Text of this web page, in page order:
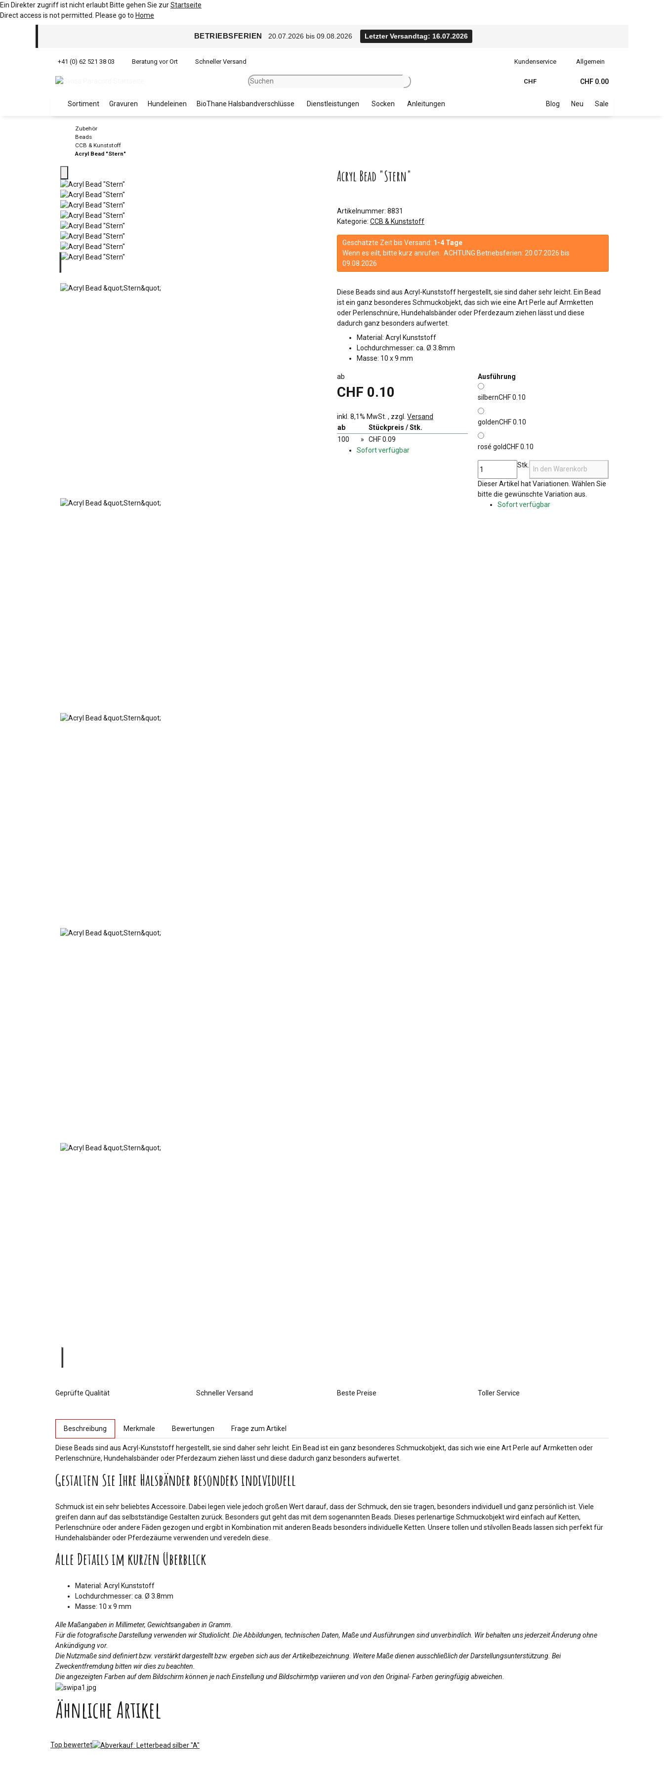
Ein Direkter zugriff ist nicht erlaubt Bitte gehen Sie zurStartseite
Direct access is not permitted. Please go to Home
BETRIEBSFERIEN 20.07.2026 bis 09.08.2026 Letzter Versandtag: 16.07.2026
+41 (0) 62 521 38 03 Beratung vor Ort Schneller Versand Kundenservice Allgemein
CHF CHF 0.00
Sortiment Gravuren Hundeleinen BioThane Halsbandverschlüsse Dienstleistungen Socken Anleitungen Blog Neu Sale
Zubehör
Beads
CCB & Kunststoff
Acryl Bead "Stern"
Acryl Bead "Stern"
Artikelnummer: 8831
Kategorie: CCB & Kunststoff
Geschätzte Zeit bis Versand: 1-4 Tage
Wenn es eilt, bitte kurz anrufen. ACHTUNG Betriebsferien: 20.07.2026 bis
09.08.2026
Diese Beads sind aus Acryl-Kunststoff hergestellt, sie sind daher sehr leicht. Ein Bead
ist ein ganz besonderes Schmuckobjekt, das sich wie eine Art Perle auf Armketten
oder Perlenschnüre, Hundehalsbänder oder Pferdezaum ziehen lässt und diese
dadurch ganz besonders aufwertet.
Material: Acryl Kunststoff
Lochdurchmesser: ca. Ø 3.8mm
Masse: 10 x 9 mm
ab
CHF 0.10
inkl. 8,1% MwSt. , zzgl. Versand
ab
Stückpreis / Stk.
100
»
CHF 0.09
Sofort verfügbar
Ausführung
silbernCHF 0.10
goldenCHF 0.10
rosé goldCHF 0.10
Stk.
In den Warenkorb
xDieser Artikel hat Variationen. Wählen Sie
bitte die gewünschte Variation aus.
Sofort verfügbar
Geprüfte Qualität Schneller Versand Beste Preise Toller Service
Beschreibung Merkmale Bewertungen Frage zum Artikel
Diese Beads sind aus Acryl-Kunststoff hergestellt, sie sind daher sehr leicht. Ein Bead ist ein ganz besonderes Schmuckobjekt, das sich wie eine Art Perle auf Armketten oder
Perlenschnüre, Hundehalsbänder oder Pferdezaum ziehen lässt und diese dadurch ganz besonders aufwertet.
Gestalten Sie Ihre Halsbänder besonders individuell
Schmuck ist ein sehr beliebtes Accessoire. Dabei legen viele jedoch großen Wert darauf, dass der Schmuck, den sie tragen, besonders individuell und ganz persönlich ist. Viele
greifen dann auf das selbstständige Gestalten zurück. Besonders gut geht das mit dem sogenannten Beads. Dieses perlenartige Schmuckobjekt wird einfach auf Ketten,
Perlenschnüre oder andere Fäden gezogen und ergibt in Kombination mit anderen Beads besonders individuelle Ketten. Unsere tollen und stilvollen Beads lassen sich perfekt für
Hundehalsbänder oder Pferdezäume verwenden und veredeln diese.
Alle Details im kurzen Überblick
Material: Acryl Kunststoff
Lochdurchmesser: ca. Ø 3.8mm
Masse: 10 x 9 mm
Alle Maßangaben in Millimeter, Gewichtsangaben in Gramm.
Für die fotografische Darstellung verwenden wir Studiolicht. Die Abbildungen, technischen Daten, Maße und Ausführungen sind unverbindlich. Wir behalten uns jederzeit Änderung ohne
Ankündigung vor.
Die Nutzmaße sind definiert bzw. verstärkt dargestellt bzw. ergeben sich aus der Artikelbezeichnung. Weitere Maße dienen ausschließlich der Darstellungsunterstützung. Bei
Zweckentfremdung bitten wir dies zu beachten.
Die angezeigten Farben auf dem Bildschirm können je nach Einstellung und Bildschirmtyp variieren und von den Original- Farben geringfügig abweichen.
Ähnliche Artikel
Top bewertet